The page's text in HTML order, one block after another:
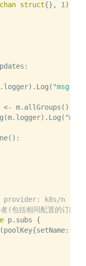
chan struct{}, 1 )
"msg"
<- m.allGroups():
"msg"
provider: k8s/n
(包括相同配置的订阅
p.subs {
s,